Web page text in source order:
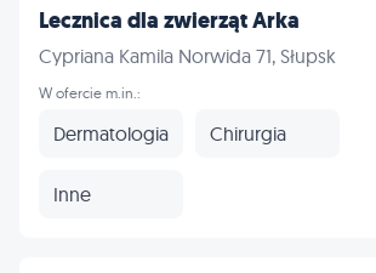
Lecznica dla zwierząt Arka
Cypriana Kamila Norwida 71, Słupsk
W ofercie m.in.:
Dermatologia Chirurgia
Inne